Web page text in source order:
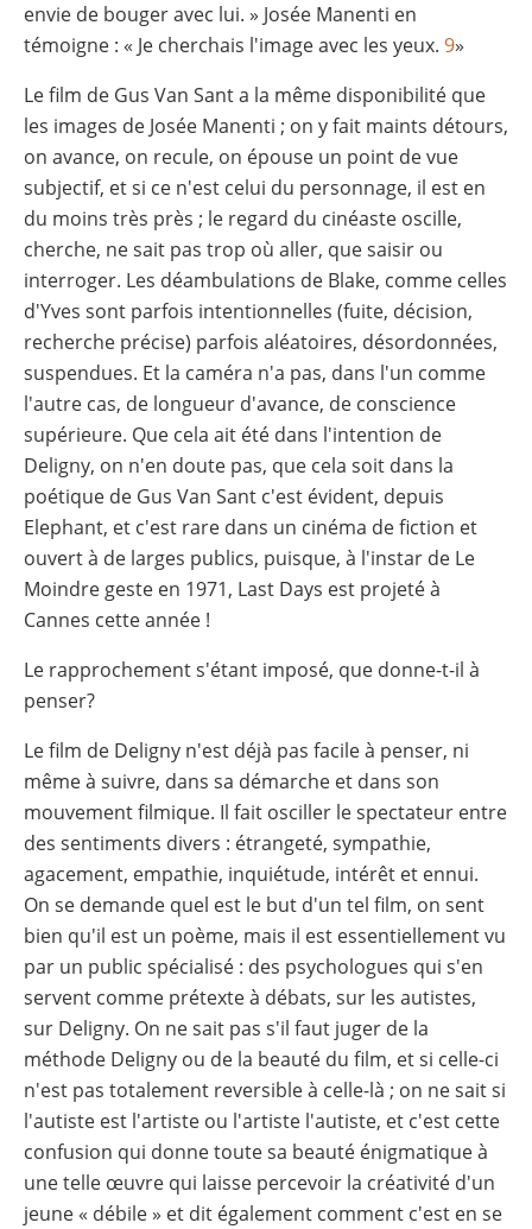
envie de bouger avec lui. » Josée Manenti en
témoigne : « Je cherchais l'image avec les yeux. 9»
Le film de Gus Van Sant a la même disponibilité que
les images de Josée Manenti ; on y fait maints détours,
on avance, on recule, on épouse un point de vue
subjectif, et si ce n'est celui du personnage, il est en
du moins très près ; le regard du cinéaste oscille,
cherche, ne sait pas trop où aller, que saisir ou
interroger. Les déambulations de Blake, comme celles
d'Yves sont parfois intentionnelles (fuite, décision,
recherche précise) parfois aléatoires, désordonnées,
suspendues. Et la caméra n'a pas, dans l'un comme
l'autre cas, de longueur d'avance, de conscience
supérieure. Que cela ait été dans l'intention de
Deligny, on n'en doute pas, que cela soit dans la
poétique de Gus Van Sant c'est évident, depuis
Elephant, et c'est rare dans un cinéma de fiction et
ouvert à de larges publics, puisque, à l'instar de Le
Moindre geste en 1971, Last Days est projeté à
Cannes cette année !
Le rapprochement s'étant imposé, que donne-t-il à
penser?
Le film de Deligny n'est déjà pas facile à penser, ni
même à suivre, dans sa démarche et dans son
mouvement filmique. Il fait osciller le spectateur entre
des sentiments divers : étrangeté, sympathie,
agacement, empathie, inquiétude, intérêt et ennui.
On se demande quel est le but d'un tel film, on sent
bien qu'il est un poème, mais il est essentiellement vu
par un public spécialisé : des psychologues qui s'en
servent comme prétexte à débats, sur les autistes,
sur Deligny. On ne sait pas s'il faut juger de la
méthode Deligny ou de la beauté du film, et si celle-ci
n'est pas totalement reversible à celle-là ; on ne sait si
l'autiste est l'artiste ou l'artiste l'autiste, et c'est cette
confusion qui donne toute sa beauté énigmatique à
une telle œuvre qui laisse percevoir la créativité d'un
jeune « débile » et dit également comment c'est en se